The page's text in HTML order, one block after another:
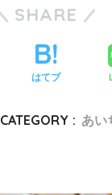
SHARE
はてブ
CATEGORY : あい